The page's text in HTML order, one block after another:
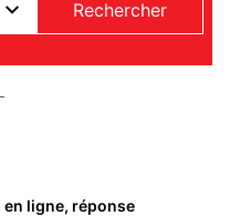
Rechercher
en ligne, réponse